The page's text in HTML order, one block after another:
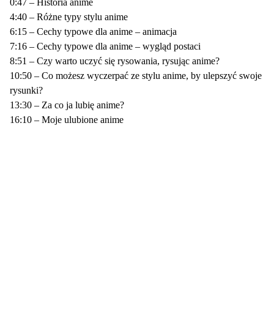
0:47 – Historia anime
4:40 – Różne typy stylu anime
6:15 – Cechy typowe dla anime – animacja
7:16 – Cechy typowe dla anime – wygląd postaci
8:51 – Czy warto uczyć się rysowania, rysując anime?
10:50 – Co możesz wyczerpać ze stylu anime, by ulepszyć swoje
rysunki?
13:30 – Za co ja lubię anime?
16:10 – Moje ulubione anime